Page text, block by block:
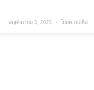
พฤศจิกายน 3, 2025 ไม่มีความเห็น